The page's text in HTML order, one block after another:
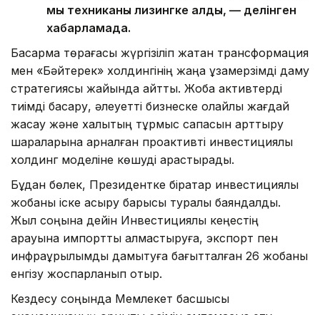
мың техниканы лизингке алды, — делінген
хабарламада.
Басқарма төрағасы жүргізіліп жатқан трансформация
мен «Бәйтерек» холдингінің жаңа ұзақмерзімді даму
стратегиясы жайында айтты. Жоба активтерді
тиімді басқару, әлеуетті бизнеске қолайлы жағдай
жасау және халықтың тұрмыс сапасын арттыру
шараларына арналған проактивті инвестициялық
холдинг моделіне көшуді қарастырады.
Бұдан бөлек, Президентке бірқатар инвестициялық
жобаны іске асыру барысы туралы баяндалды.
Жыл соңына дейін Инвестициялық кеңестің
қарауына импортты алмастыруға, экспорт пен
инфрақұрылымды дамытуға бағытталған 26 жобаны
енгізу жоспарланып отыр.
Кездесу соңында Мемлекет басшысы